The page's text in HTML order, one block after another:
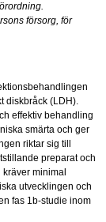
försorg, för
diskbråck (LDH).
effektiv behandling
smärta och ger
riktar sig till
preparat och
minimal
utvecklingen och
fas 1b-studie inom